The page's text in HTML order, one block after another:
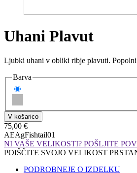
Uhani Plavut
Ljubki uhani v obliki ribje plavuti. Popolni
Barva
75,00 €
AEAgFishtail01
NI VAŠE VELIKOSTI? POŠLJITE
POIŠČITE SVOJO VELIKOST
PODROBNEJE O IZDELKU